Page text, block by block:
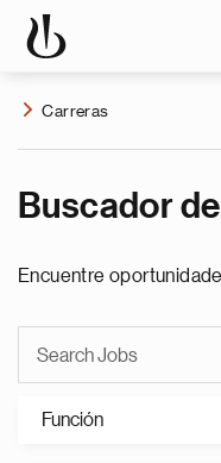
Carreras
Buscador
Encuentre
Función